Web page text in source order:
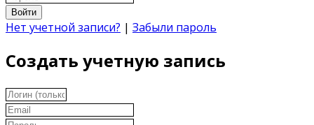
Войти
Нет учетной записи? | Забыли пароль
Создать учетную запись